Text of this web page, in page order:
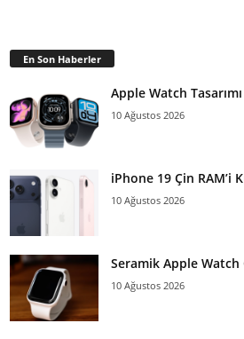
En Son Haberler
Apple Watch
10 Ağustos 2026
iPhone 19 Çin RAM’i
10 Ağustos 2026
Seramik Apple Watch
10 Ağustos 2026